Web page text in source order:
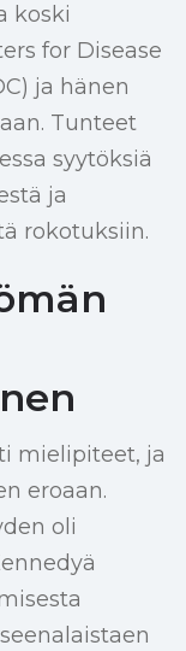
koski
for Disease
ja hänen
Tunteet
syytöksiä
ja
rokotuksiin.
mielipiteet, ja
eroaan.
oli